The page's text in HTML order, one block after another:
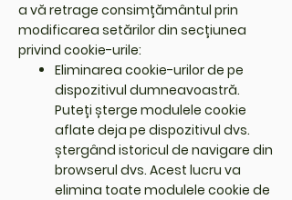
a vă retrage consimțământul prin
modificarea setărilor din secțiunea
privind cookie-urile:
Eliminarea cookie-urilor de pe
dispozitivul dumneavoastră.
Puteți șterge modulele cookie
aflate deja pe dispozitivul dvs.
ștergând istoricul de navigare din
browserul dvs. Acest lucru va
elimina toate modulele cookie de